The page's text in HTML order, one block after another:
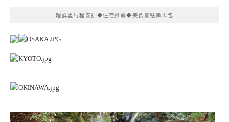
超詳盡行程安排◆住宿推薦◆美食景點懶人包